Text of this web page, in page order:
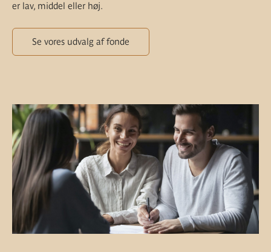
er lav, middel eller høj.
Se vores udvalg af fonde